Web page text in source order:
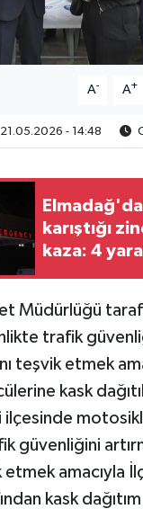
A- A+
21.05.2026 - 14:48
Elmadağ'da
karıştığı
kaza: 4
Müdürlüğü
trafik
teşvik etmek
kask
ilçesinde
güvenliğini
etmek amacıyla
kask